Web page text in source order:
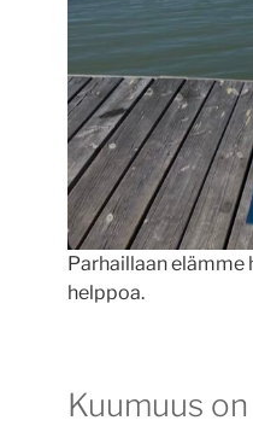
Parhaillaan elämme
helppoa.
Kuumuus